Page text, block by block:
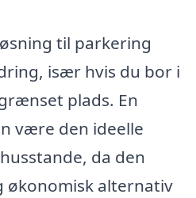
til parkering
især hvis du bor i
plads. En
være den ideelle
da den
økonomisk alternativ